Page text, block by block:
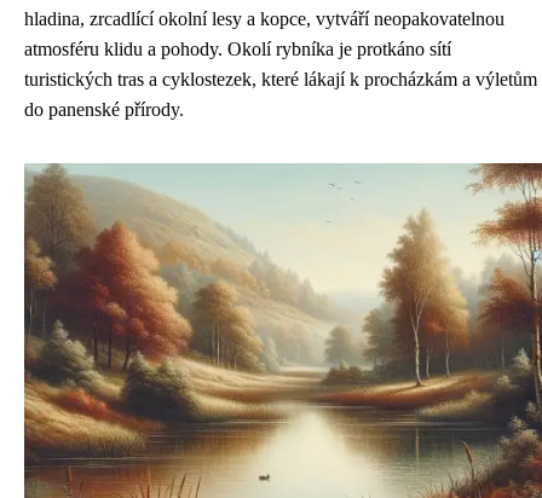
hladina, zrcadlící okolní lesy a kopce, vytváří neopakovatelnou
atmosféru klidu a pohody. Okolí rybníka je protkáno sítí
turistických tras a cyklostezek, které lákají k procházkám a výletům
do panenské přírody.